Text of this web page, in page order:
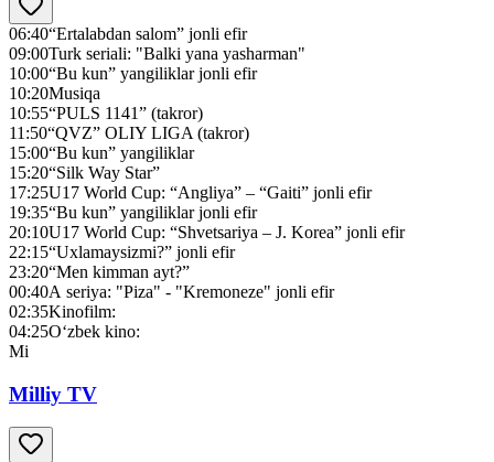
06:40“Ertalabdan salom” jonli efir
09:00Turk seriali: "Balki yana yasharman"
10:00“Bu kun” yangiliklar jonli efir
10:20Musiqa
10:55“PULS 1141” (takror)
11:50“QVZ” OLIY LIGA (takror)
15:00“Bu kun” yangiliklar
15:20“Silk Way Star”
17:25U17 World Cup: “Angliya” – “Gaiti” jonli efir
19:35“Bu kun” yangiliklar jonli efir
20:10U17 World Cup: “Shvetsariya – J. Korea” jonli efir
22:15“Uxlamaysizmi?” jonli efir
23:20“Men kimman ayt?”
00:40А seriya: "Piza" - "Kremoneze" jonli efir
02:35Kinofilm:
04:25O‘zbek kino:
Mi
Milliy TV